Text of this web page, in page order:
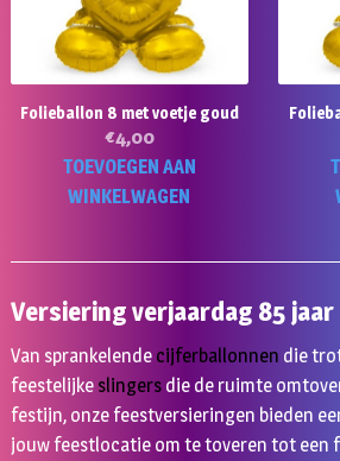
Folieballon 8 met voetje goud
€4,00
TOEVOEGEN AAN
WINKELWAGEN
Versiering verjaardag 85 jaar
Van sprankelende cijferballonnen die
feestelijke slingersdie de ruimte
festijn, onze feestversieringen bieden
jouw feestlocatie om te toveren tot een